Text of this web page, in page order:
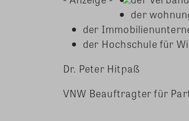
der
der
der Hochschule für
Dr. Peter Hitpaß
VNW Beauftragter für